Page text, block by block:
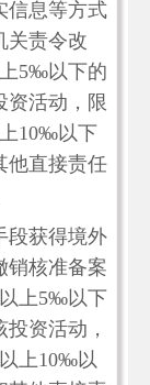
信息等方式
关责令改
5‰以下的
资活动，限
10‰以下
他直接责任
段获得境外
销核准备案
上5‰以下
资活动，
上10‰以